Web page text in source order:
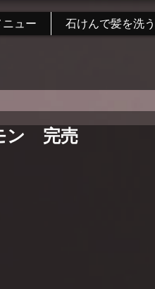
ニュー 石けんで髪を洗う
ン 完売